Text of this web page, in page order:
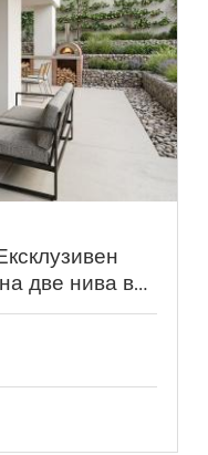
две нива в